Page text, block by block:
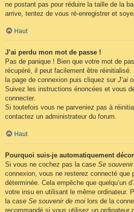
ne postant pas pour réduire la taille de la
arrive, tentez de vous ré-enregistrer et
Haut
J’ai perdu mon mot de passe !
Pas de panique ! Bien que votre mot de
récupéré, il peut facilement être
la page de connexion puis cliquez sur J’ai
Suivez les instructions énoncées et vous
connecter.
Si toutefois vous ne parveniez pas à
contactez un administrateur du forum.
Haut
Pourquoi suis-je automatiquement
Si vous ne cochez pas la case Se
connexion, vous ne resterez connecté que
déterminée. Cela empêche que quelqu’un
votre insu en utilisant le même ordinateur.
la case Se souvenir de moi lors de la
recommandé si vous utilisez un ordinateur